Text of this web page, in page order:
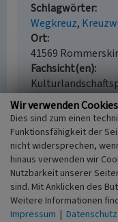
Schlagwörter
Wegkreuz
Ort
41569
Fachsicht(en)
Erfassungsmaßstab
i.d.R. 1:5.000
Historischer
Beginn 1800 bis
Wir verwenden Cookies
Dies sind zum einen
Funktionsfähigkeit der
nicht widersprechen,
hinaus verwenden wir
Nutzbarkeit unserer
sind. Mit Anklicken des
Weitere Informationen
Impressum | Datenschutz